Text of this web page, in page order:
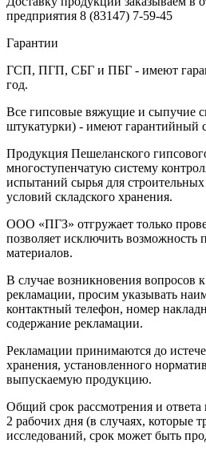
предприятия 8 (83147) 7-59-45
Гарантии
ГСП, ПГП, СБГ и ПБГ - имеют
год.
Все гипсовые вяжущие и сыпучие
штукатурки) - имеют гарантийный
Продукция Пешеланского
многоступенчатую систему
испытаний сырья для
условий складского хранения.
ООО «ПГЗ» отгружает только
позволяет исключить возможность
материалов.
В случае возникновения вопросов
рекламации, просим указывать
контактный телефон, номер
содержание рекламации.
Рекламации принимаются до
хранения, установленного
выпускаемую продукцию.
Общий срок рассмотрения и ответа
2 рабочих дня (в случаях, которые
исследований, срок может быть